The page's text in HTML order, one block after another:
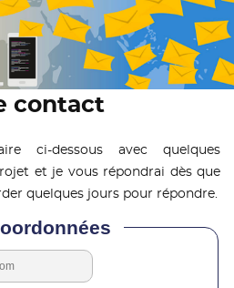
contact
ci-dessous avec quelques
et je vous répondrai dès que
quelques jours pour répondre.